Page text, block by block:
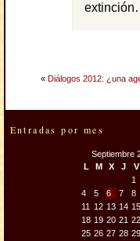
« Diálogos 2012: ¿una
Entradas por mes
Septiembre
L
M X J V
1
4
5 6 7 8
11
12 13 14 15
18 19 20 21 22
25 26 27 28 29